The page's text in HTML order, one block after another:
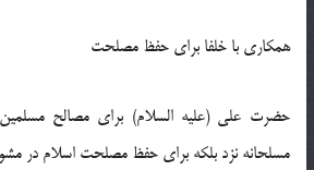
همكاري با خلفا براي حفظ مصلحت
حضرت علي (عليه السلام) براي مصالح
مسلحانه نزد بلكه براي حفظ مصلحت اسلام در